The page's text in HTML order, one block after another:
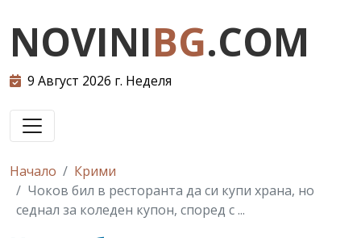
NOVINIBG.COM
9 Август 2026 г. Неделя
Начало
Крими
Чоков бил в ресторанта да си купи храна, но
седнал за коледен купон, според с ...